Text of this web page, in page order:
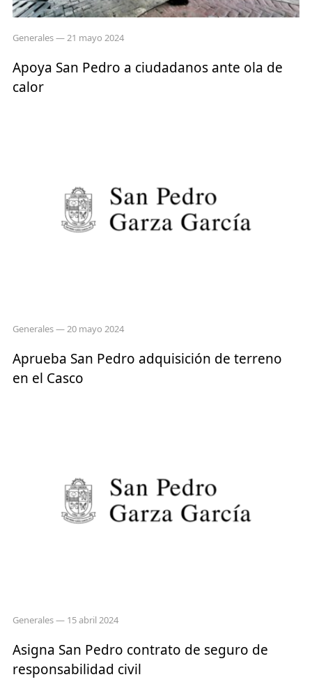
Generales— 21 mayo 2024
Apoya San Pedro a ciudadanos ante ola de
calor
Generales— 20 mayo 2024
Aprueba San Pedro adquisición de terreno
en el Casco
Generales— 15 abril 2024
Asigna San Pedro contrato de seguro de
responsabilidad civil